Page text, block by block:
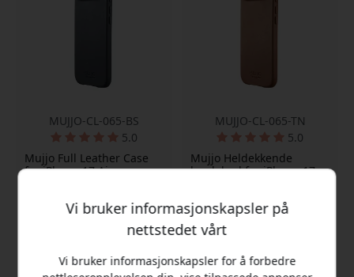
MUJJO-CL-065-BS
5.0
Mujjo Full Leather Case
for iPhone 17 Air,
med 1 mm opphøyd kant
mikrofiber
MUJJO-CL-065-TN
5.0
Mujjo Heldekkende
lærdeksel for iPhone 17
skjermkant og
metallknapper - Solbrun
førsteklasses finish
Vi bruker informasjonskapsler på
nettstedet vårt
Vi bruker informasjonskapsler for å forbedre